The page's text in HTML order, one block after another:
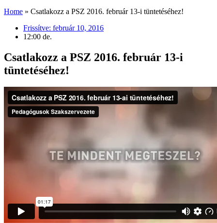
Home » Csatlakozz a PSZ 2016. február 13-i tüntetéséhez!
Frissítve: február 10, 2016
12:00 de.
Csatlakozz a PSZ 2016. február 13-i
tüntetéséhez!